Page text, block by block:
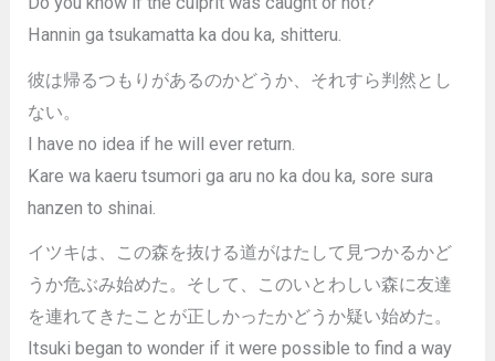
Hannin ga tsukamatta ka dou ka, shitteru.
彼は帰るつもりがあるのかどうか、それすら判然とし
ない。
I have no idea if he will ever return.
Kare wa kaeru tsumori ga aru no ka dou ka, sore sura
hanzen to shinai.
イツキは、この森を抜ける道がはたして見つかるかど
うか危ぶみ始めた。そして、このいとわしい森に友達
を連れてきたことが正しかったかどうか疑い始めた。
Itsuki began to wonder if it were possible to find a way